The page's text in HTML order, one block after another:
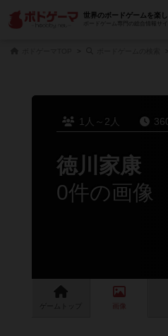
世界のボードゲームを楽し
ボードゲーム専門の総合情報サイ
1人～2人
徳川家康
0件の画像
ゲーム 画像